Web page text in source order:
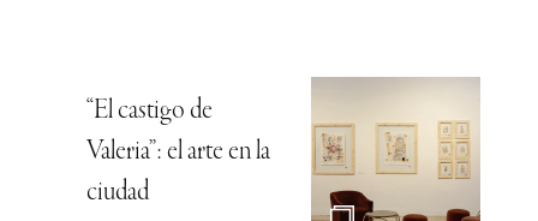
“El castigo de
Valeria”: el arte en la
ciudad